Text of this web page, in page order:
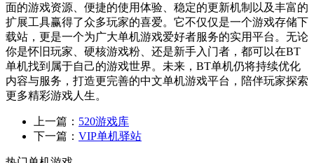
面的游戏资源、便捷的使用体验、稳定的更新机制以及丰富的
扩展工具赢得了众多玩家的喜爱。它不仅仅是一个游戏存储下
载站，更是一个为广大单机游戏爱好者服务的实用平台。无论
你是怀旧玩家、硬核游戏粉、还是新手入门者，都可以在BT
单机找到属于自己的游戏世界。未来，BT单机仍将持续优化
内容与服务，打造更完善的中文单机游戏平台，陪伴玩家探索
更多精彩游戏人生。
上一篇： 520游戏库
下一篇： VIP单机驿站